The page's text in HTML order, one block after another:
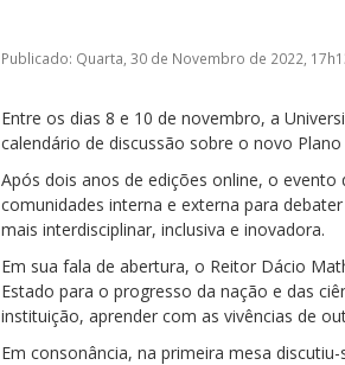
Publicado: Quarta, 30 de Novembro de 2022,
Entre os dias 8 e 10 de novembro, a
calendário de discussão sobre o novo
Após dois anos de edições online, o
comunidades interna e externa para
mais interdisciplinar, inclusiva e inovadora.
Em sua fala de abertura, o Reitor Dácio
Estado para o progresso da nação e das
instituição, aprender com as vivências de
Em consonância, na primeira mesa discutiu-